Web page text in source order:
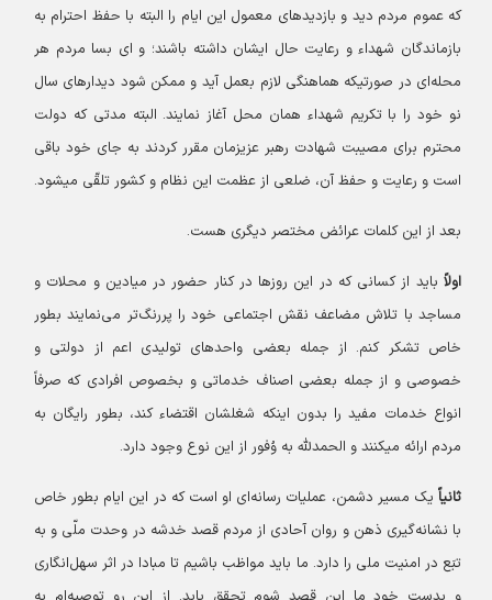
که عموم مردم دید و بازدیدهای معمول این ایام را البته با حفظ احترام به
بازماندگان شهداء و رعایت حال ایشان داشته باشند؛ و ای بسا مردم هر
محله‌ای در صورتیکه هماهنگی لازم بعمل آید و ممکن شود دیدارهای سال
نو خود را با تکریم شهداء همان محل آغاز نمایند. البته مدتی که دولت
محترم برای مصیبت شهادت رهبر عزیزمان مقرر کردند به جای خود باقی
است و رعایت و حفظ آن، ضلعی از عظمت این نظام و کشور تلقّی میشود.
بعد از این کلمات عرائض مختصر دیگری هست.
اولاًباید از کسانی که در این روزها در کنار حضور در میادین و محلات و
مساجد با تلاش مضاعف نقش اجتماعی خود را پررنگ‌تر می‌نمایند بطور
خاص تشکر کنم. از جمله بعضی واحدهای تولیدی اعم از دولتی و
خصوصی و از جمله بعضی اصناف خدماتی و بخصوص افرادی که صرفاً
انواع خدمات مفید را بدون اینکه شغلشان اقتضاء کند، بطور رایگان به
مردم ارائه میکنند و الحمدلله به وُفور از این نوع وجود دارد.
ثانیاًیک مسیر دشمن، عملیات رسانه‌ای او است که در این ایام بطور خاص
با نشانه‌گیری ذهن و روان آحادی از مردم قصد خدشه در وحدت ملّی و به
تبَع در امنیت ملی را دارد. ما باید مواظب باشیم تا مبادا در اثر سهل‌انگاری